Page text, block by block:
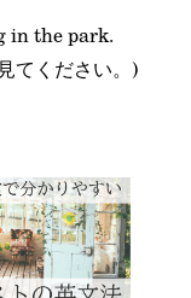
in the park.
てください。)